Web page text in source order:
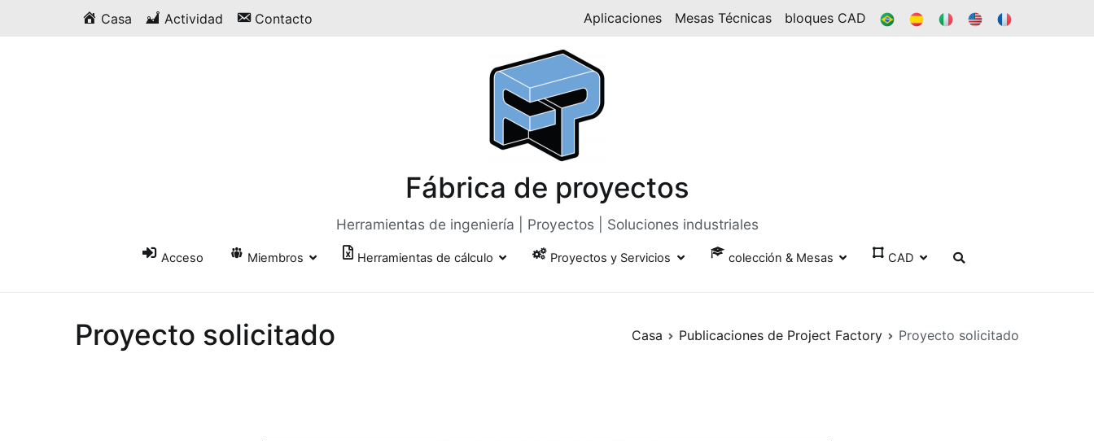
Casa Actividad Contacto Aplicaciones Mesas Técnicas bloques CAD BR ES ÉL EN
Fábrica de proyectos
Herramientas de ingeniería | Proyectos | Soluciones industriales
Acceso Miembros Herramientas de cálculo Proyectos y Servicios colección & Mesas CAD
Proyecto solicitado Casa Publicaciones de Project Factory Proyecto solicitado